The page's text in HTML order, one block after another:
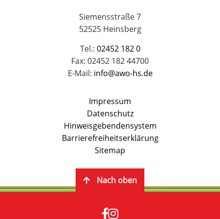
Siemensstraße 7
52525 Heinsberg
Tel.: 02452 182 0
Fax: 02452 182 44700
E-Mail: info@awo-hs.de
Impressum
Datenschutz
Hinweisgebendensystem
Barrierefreiheitserklärung
Sitemap
Nach oben